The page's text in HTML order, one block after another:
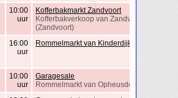
10:00
uur
Kofferbakmarkt Zandvoort
Kofferbakverkoop van Zandvoort
(Zandvoort)
16:00
uur
Rommelmarkt van Kinderdijk
10:00
uur
Garagesale
Rommelmarkt van Opheusden